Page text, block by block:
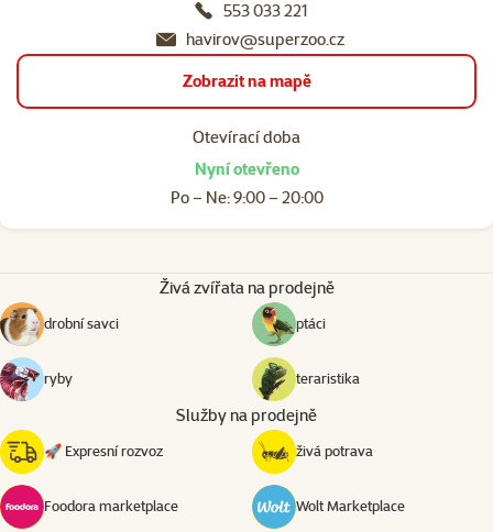
553 033 221
havirov@superzoo.cz
Zobrazit na mapě
Otevírací doba
Nyní otevřeno
Po – Ne: 9:00 – 20:00
Živá zvířata na prodejně
drobní savci ptáci
ryby teraristika
Služby na prodejně
🚀 Expresní rozvoz živá potrava
Foodora marketplace Wolt Marketplace